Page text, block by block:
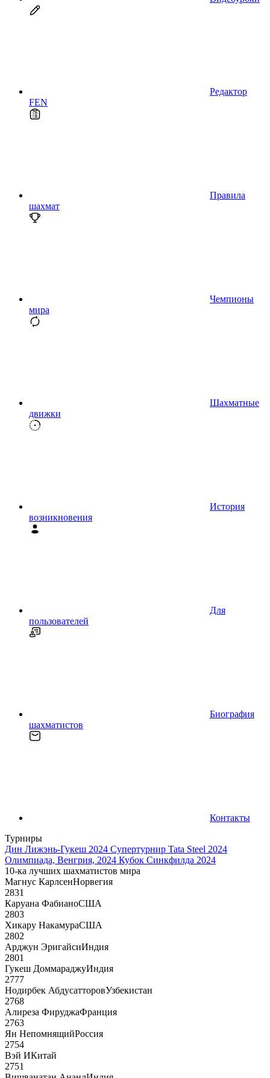
Редактор
FEN
Правила
шахмат
Чемпионы
мира
Шахматные
движки
История
возникновения
Для
пользователей
Биография
шахматистов
Контакты
Турниры
Дин Лижэнь-Гукеш 2024 Супертурнир Tata Steel 2024
Олимпиада, Венгрия, 2024 Кубок Синкфилда 2024
10-ка лучших шахматистов мира
Магнус КарлсенНорвегия
2831
Каруана ФабианоСША
2803
Хикару НакамураСША
2802
Арджун ЭригайсиИндия
2801
Гукеш ДоммараджуИндия
2777
Нодирбек АбдусатторовУзбекистан
2768
Алиреза ФируджаФранция
2763
Ян НепомнящийРоссия
2754
Вэй ИКитай
2751